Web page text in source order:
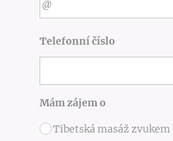
Telefonní číslo
Mám zájem o
Tibetská masáž zvukem